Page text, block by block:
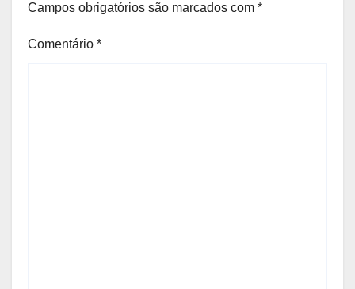
Campos obrigatórios são marcados com *
Comentário *